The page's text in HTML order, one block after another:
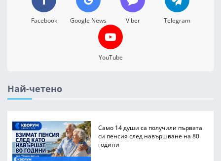
Facebook Google News Viber Telegram
YouTube
Най-четено
Само 14 души са получили първата
си пенсия след навършване на 80
години